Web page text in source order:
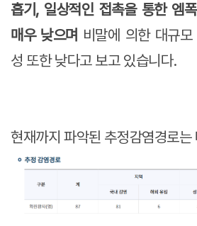
흡기, 일상적인 접촉을 통한 엠
매우 낮으며 비말에 의한 대규
성 또한 낮다고 보고 있습니다.
현재까지 파악된 추정감염경로는